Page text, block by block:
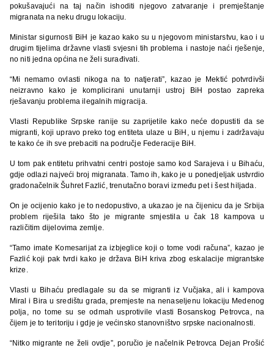
pokušavajući na taj način ishoditi njegovo zatvaranje i premještanje
migranata na neku drugu lokaciju.
Ministar sigurnosti BiH je kazao kako su u njegovom ministarstvu, kao i u
drugim tijelima državne vlasti svjesni tih problema i nastoje naći rješenje,
no niti jedna općina ne želi surađivati.
“Mi nemamo ovlasti nikoga na to natjerati”, kazao je Mektić potvrdivši
neizravno kako je komplicirani unutarnji ustroj BiH postao zapreka
rješavanju problema ilegalnih migracija.
Vlasti Republike Srpske ranije su zaprijetile kako neće dopustiti da se
migranti, koji upravo preko tog entiteta ulaze u BiH, u njemu i zadržavaju
te kako će ihsve prebaciti na područje Federacije BiH.
U tom pak entitetu prihvatni centri postoje samo kod Sarajeva i u Bihaću,
gdje odlazi najveći broj migranata. Tamo ih, kako je u ponedjeljak ustvrdio
gradonačelnik Šuhret Fazlić, trenutačno boravi između pet i šest hiljada.
On je ocijenio kako je to nedopustivo, a ukazao je na čijenicu da je Srbija
problem riješila tako što je migrante smjestila u čak 18 kampova u
različitim dijelovima zemlje.
“Tamo imate Komesarijat za izbjeglice koji o tome vodi računa”, kazao je
Fazlić koji pak tvrdi kako je država BiH kriva zbog eskalacije migrantske
krize.
Vlasti u Bihaću predlagale su da se migranti iz Vučjaka, ali i kampova
Miral i Bira u središtu grada, premjeste na nenaseljenu lokaciju Medenog
polja, no tome su se odmah usprotivile vlasti Bosanskog Petrovca, na
čijem je to teritoriju i gdje je većinsko stanovništvo srpske nacionalnosti.
“Nitko migrante ne želi ovdje”, poručio je načelnik Petrovca Dejan Prošić